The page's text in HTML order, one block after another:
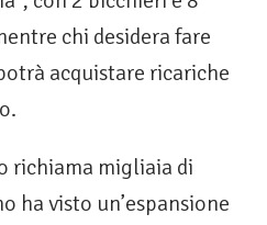
chi desidera fare
acquistare ricariche
richiama migliaia di
ha visto un’espansione